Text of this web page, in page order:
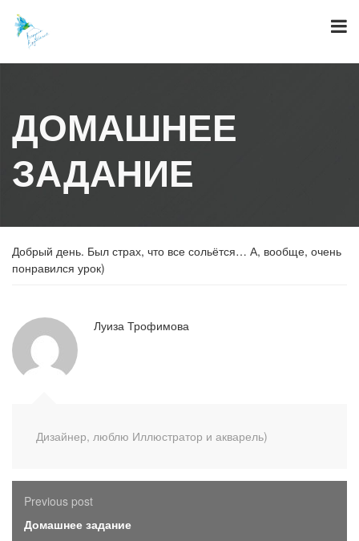
content
ДОМАШНЕЕ
ЗАДАНИЕ
Добрый день. Был страх, что все сольётся… А, вообще, очень
понравился урок)
Луиза Трофимова
Дизайнер, люблю Иллюстратор и акварель)
Previous post
Домашнее задание